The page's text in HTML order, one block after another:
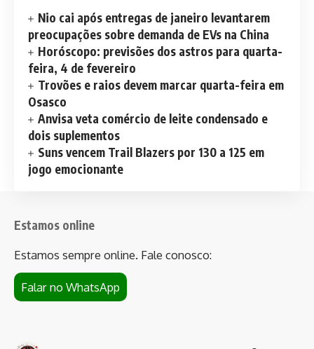
Nio cai após entregas de janeiro levantarem
preocupações sobre demanda de EVs na China
Horóscopo: previsões dos astros para quarta-
feira, 4 de fevereiro
Trovões e raios devem marcar quarta-feira em
Osasco
Anvisa veta comércio de leite condensado e
dois suplementos
Suns vencem Trail Blazers por 130 a 125 em
jogo emocionante
Estamos online
Estamos sempre online. Fale conosco:
Falar no WhatsApp